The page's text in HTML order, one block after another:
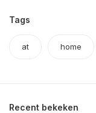
Tags
at home
Recent bekeken